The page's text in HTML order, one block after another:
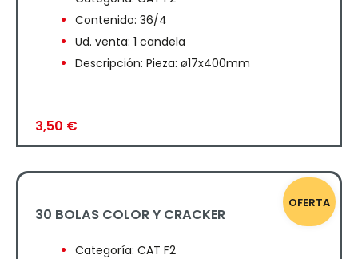
Contenido: 36/4
Ud. venta: 1 candela
Descripción: Pieza: ø17x400mm
3,50 €
OFERTA
30 BOLAS COLOR Y CRACKER
Categoría: CAT F2